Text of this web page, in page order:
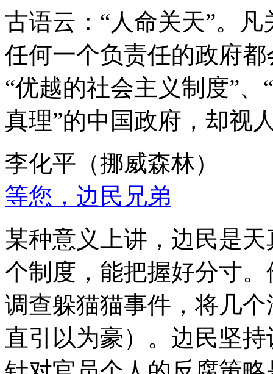
古语云：“人命关天”。
任何一个负责任的政府
“优越的社会主义制度”
真理”的中国政府，却视
李化平（挪威森林）
等您，边民兄弟
某种意义上讲，边民是
个制度，能把握好分寸
调查躲猫猫事件，将几
直引以为豪）。边民坚